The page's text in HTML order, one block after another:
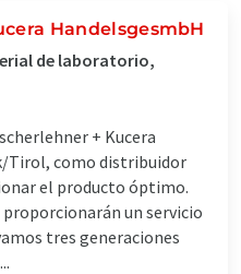
HandelsgesmbH
de laboratorio,
+ Kucera
Tirol, como distribuidor
el producto óptimo.
un servicio
tres generaciones